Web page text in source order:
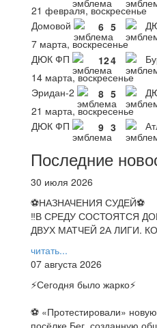
21 февраля, воскресенье
Домовой
6 5
7 марта, воскресенье
ДЮК ФП
124
14 марта, воскресенье
Эридан-2
8 5
21 марта, воскресенье
ДЮК ФП
9 3
Последние
30 июля 2026
⚽НАЗНАЧЕНИЯ СУДЕЙ⚽
‼В СРЕДУ СОСТОЯТСЯ
ДВУХ МАТЧЕЙ 2А ЛИГИ.
читать...
07 августа 2026
⚡️Сегодня было жарко⚡️
⚽ ️«Протестировали»
посёлке Бег, созданную